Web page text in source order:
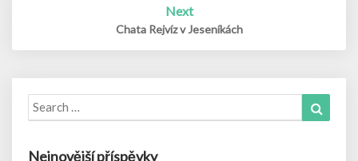
Next
Chata Rejvíz v Jeseníkách
Search
for:
Nejnovější příspěvky